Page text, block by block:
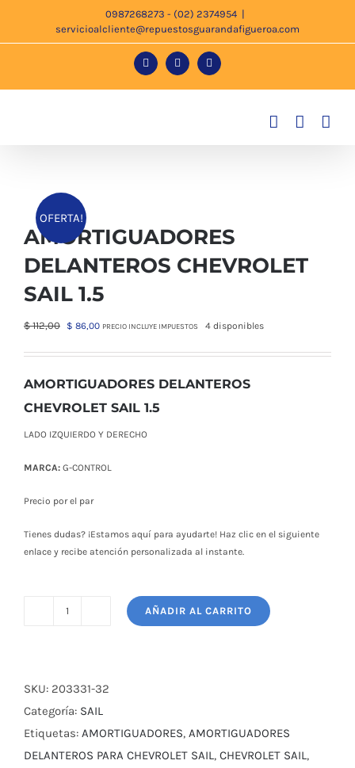
0987268273 - (02) 2374954 |
servicioalcliente@repuestosguarandafigueroa.com
FacebookInstagramTiktok
OFERTA!
AMORTIGUADORES
DELANTEROS CHEVROLET
SAIL 1.5
$112,00
El
original
$ 86,00El
actual
PRECIO INCLUYE IMPUESTOS 4 disponibles
AMORTIGUADORES DELANTEROS
CHEVROLET SAIL 1.5
LADO IZQUIERDO Y DERECHO
MARCA: G-CONTROL
Precio por el par
Tienes dudas? ¡Estamos aquí para ayudarte! Haz clic en el siguiente
enlace y recibe atención personalizada al instante.
AMORTIGUADORES
SAIL
1.5
cantidad
AÑADIR AL CARRITO
SKU: 203331-32
Categoría: SAIL
Etiquetas: AMORTIGUADORES, AMORTIGUADORES
DELANTEROS PARA CHEVROLET SAIL, CHEVROLET SAIL,